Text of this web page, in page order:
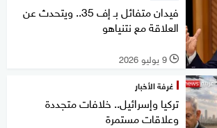
فيدان متفائل بـ إف 35.. ويتحدث عن
العلاقة مع نتنياهو
l 9 يوليو 2026
غرفة الأخبار
تركيا وإسرائيل.. خلافات متجددة
وعلاقات مستمرة